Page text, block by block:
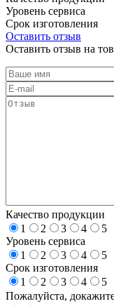
Уровень сервиса
Срок изготовления
Оставить отзыв
Оставить отзыв на
Качество продукции
1
2 3 4
5
Уровень сервиса
1
2 3 4
5
Срок изготовления
1
2 3 4
5
Пожалуйста,